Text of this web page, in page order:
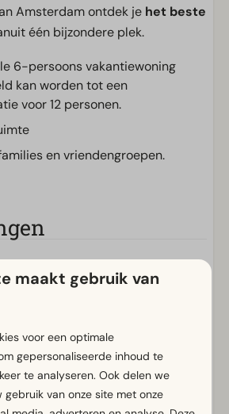
Amsterdam ontdek je het beste
één bijzondere plek.
6-persoons vakantiewoning
kan worden tot een
voor 12 personen.
en vriendengroepen.
nabij vakantieverblijf
maakt gebruik van
voor een optimale
gepersonaliseerde inhoud te
te analyseren. Ook delen we
gebruik van onze site met onze